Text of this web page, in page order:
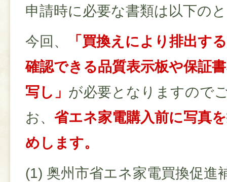
申請時に必要な書類は以下の
今回、
「買換えにより排出す
確認できる品質表示板や保証
写し」 が必要となりますので
お、 省エネ家電購入前に写真
めします。
(1) 奥州市省エネ家電買換促進